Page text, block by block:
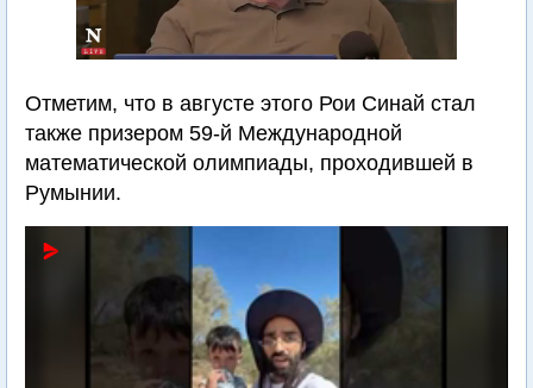
Отметим, что в августе этого Рои Синай стал
также призером 59-й Международной
математической олимпиады, проходившей в
Румынии.